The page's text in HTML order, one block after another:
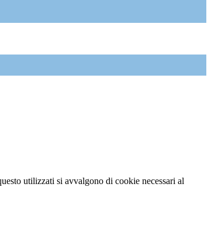
utilizzati si avvalgono di cookie necessari al